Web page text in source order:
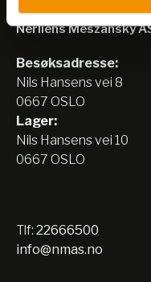
Nerliens Meszansky
Besøksadresse:
Nils Hansens vei 8
0667 OSLO
Lager:
Nils Hansens vei 10
0667 OSLO
Tlf: 22666500
info@nmas.no